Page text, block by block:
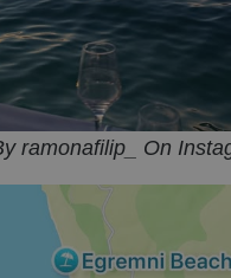
ramonafilip_ On